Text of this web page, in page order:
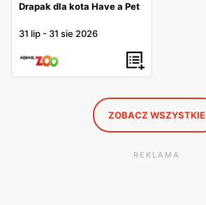
Drapak dla kota Have a Pet
31 lip - 31 sie 2026
ZOBACZ WSZYSTKIE
REKLAMA